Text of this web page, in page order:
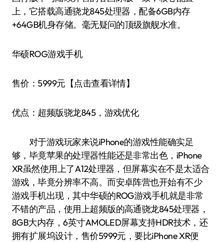
上，它搭载高通骁龙845处理器，配备6GB内存
+64GB机身存储。毫无疑问的顶级旗舰水准。
华硕ROG游戏手机
售价：5999元【点击查看详情】
优点：超频版骁龙845，游戏优化
对于游戏玩家来说iPhone的游戏性能确实足
够，毕竟苹果的处理器性能还是非常出色，iPhone
XR虽然使用上了A12处理器，但屏幕实在不是太适合
游戏，毕竟分辨率不高。而安卓阵营也开始有不少
游戏手机出现，其中华硕的ROG游戏手机就是非常
不错的产品，使用上超频版的高通骁龙845处理器，
8GB大内存，6英寸AMOLED屏幕支持HDR技术，还
拥有扩展坞设计，售价5999元，要比iPhone XR便